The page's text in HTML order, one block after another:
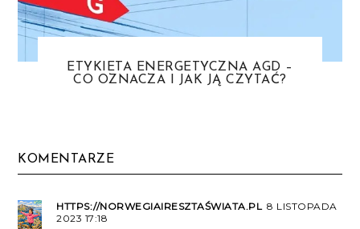
ETYKIETA ENERGETYCZNA AGD –
CO OZNACZA I JAK JĄ CZYTAĆ?
KOMENTARZE
HTTPS://NORWEGIAIRESZTAŚWIATA.PL 8 LISTOPADA
2023 17:18